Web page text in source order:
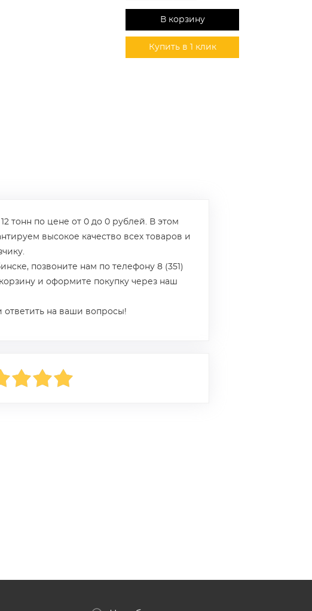
В корзину
Купить в 1 клик
тонн по цене от 0 до 0 рублей. В этом
высокое качество всех товаров и
позвоните нам по телефону 8 (351)
и оформите покупку через наш
на ваши вопросы!